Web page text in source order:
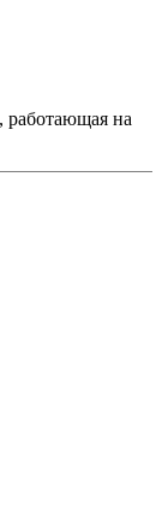
работающая на